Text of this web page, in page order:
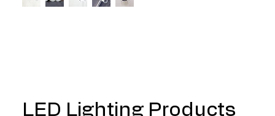
LED Lighting Products